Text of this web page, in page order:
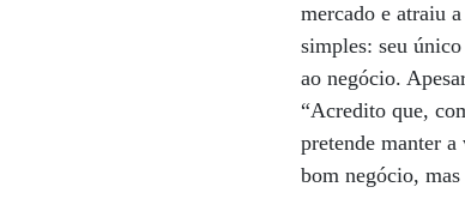
mercado e atraiu
simples: seu
ao negócio.
“Acredito que,
pretende manter
bom negócio,